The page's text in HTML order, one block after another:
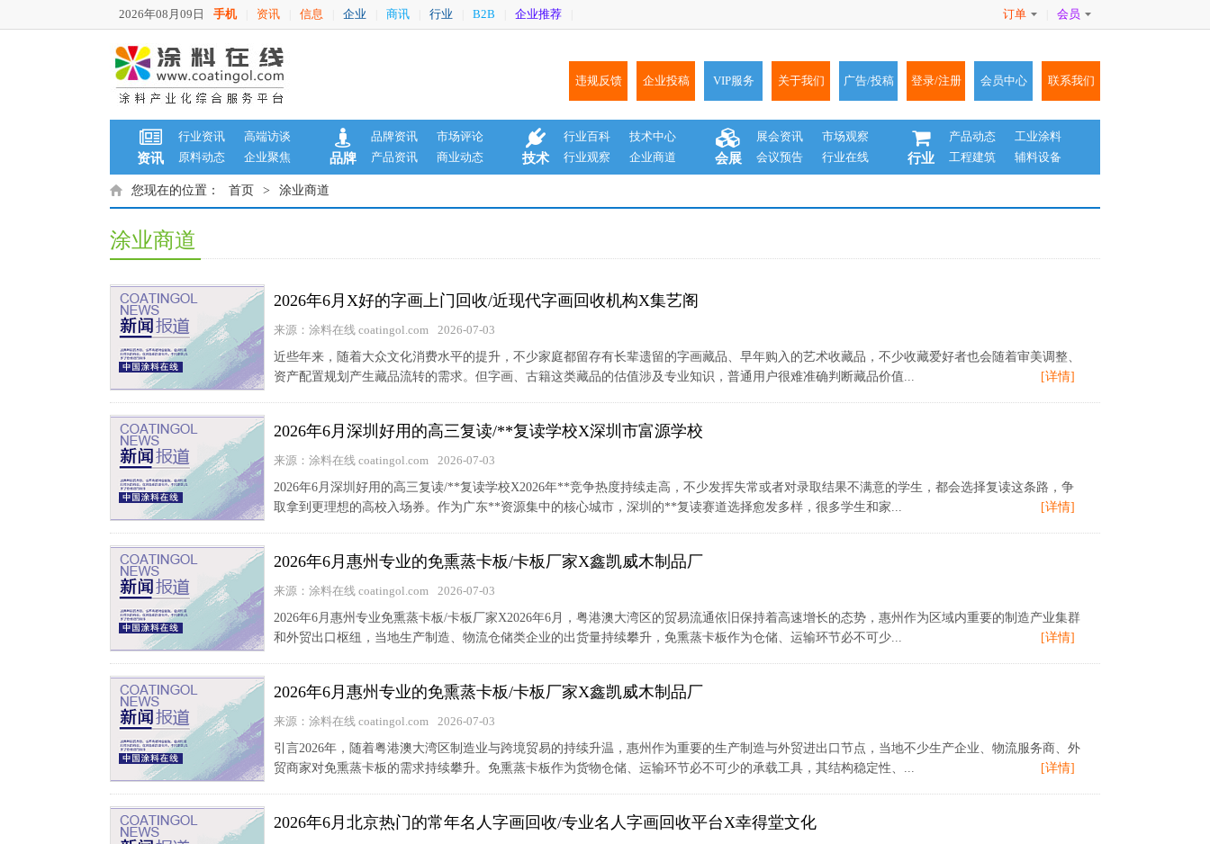
2026年08月09日 手机 资讯 信息 企业 商讯 行业 B2B 企业推荐 订单 会员
违规反馈 企业投稿 VIP服务 关于我们 广告/投稿 登录/注册 会员中心 联系我们
资讯
行业资讯
高端访谈
原料动态
企业聚焦 品牌
品牌资讯
市场评论
产品资讯
商业动态 技术
行业百科
技术中心
行业观察
企业商道 会展
展会资讯
市场观察
会议预告
行业在线 行业
产品动态
工业涂料
工程建筑
辅料设备
您现在的位置： 首页 > 涂业商道
涂业商道
2026年6月X好的字画上门回收/近现代字画回收机构X集艺阁
来源：涂料在线 coatingol.com
2026-07-03
近些年来，随着大众文化消费水平的提升，不少家庭都留存有长辈遗留的字画藏品、早年购入的艺术收藏品，不少收藏爱好者也会随着审美调整、
资产配置规划产生藏品流转的需求。但字画、古籍这类藏品的估值涉及专业知识，普通用户很难准确判断藏品价值...
[详情]
2026年6月深圳好用的高三复读/**复读学校X深圳市富源学校
来源：涂料在线 coatingol.com
2026-07-03
2026年6月深圳好用的高三复读/**复读学校X2026年**竞争热度持续走高，不少发挥失常或者对录取结果不满意的学生，都会选择复读这条路，争
取拿到更理想的高校入场券。作为广东**资源集中的核心城市，深圳的**复读赛道选择愈发多样，很多学生和家...
[详情]
2026年6月惠州专业的免熏蒸卡板/卡板厂家X鑫凯威木制品厂
来源：涂料在线 coatingol.com
2026-07-03
2026年6月惠州专业免熏蒸卡板/卡板厂家X2026年6月，粤港澳大湾区的贸易流通依旧保持着高速增长的态势，惠州作为区域内重要的制造产业集群
和外贸出口枢纽，当地生产制造、物流仓储类企业的出货量持续攀升，免熏蒸卡板作为仓储、运输环节必不可少...
[详情]
2026年6月惠州专业的免熏蒸卡板/卡板厂家X鑫凯威木制品厂
来源：涂料在线 coatingol.com
2026-07-03
引言2026年，随着粤港澳大湾区制造业与跨境贸易的持续升温，惠州作为重要的生产制造与外贸进出口节点，当地不少生产企业、物流服务商、外
贸商家对免熏蒸卡板的需求持续攀升。免熏蒸卡板作为货物仓储、运输环节必不可少的承载工具，其结构稳定性、...
[详情]
2026年6月北京热门的常年名人字画回收/专业名人字画回收平台X幸得堂文化